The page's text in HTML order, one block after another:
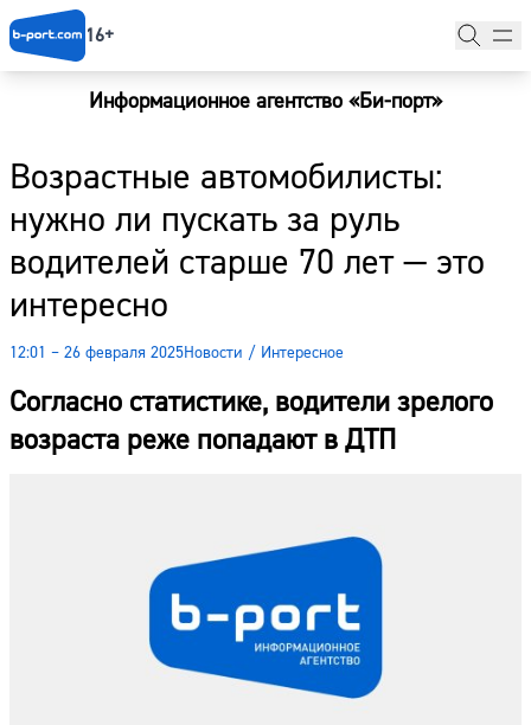
16+
Информационное агентство «Би-порт»
Возрастные автомобилисты:
нужно ли пускать за руль
водителей старше 70 лет — это
интересно
12:01 – 26 февраля 2025Новости / Интересное
Согласно статистике, водители зрелого
возраста реже попадают в ДТП
Новости
Наши гости
Фоторепортажи
Погода
Курсы валют